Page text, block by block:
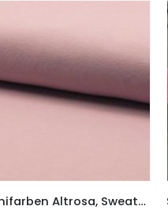
French Terry, unifarben Altrosa, Sweatshirtstoff